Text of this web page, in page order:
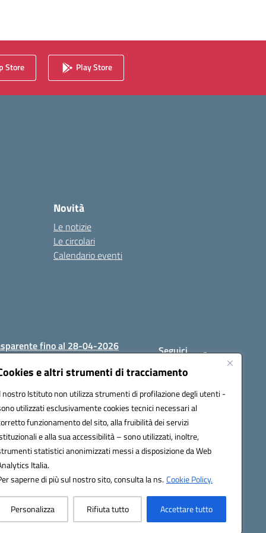
e altri strumenti di tracciamento
nostro Istituto non utilizza strumenti di profilazione degli utenti -
utilizzati esclusivamente cookies tecnici necessari al
funzionamento del sito, alla fruibilità dei servizi
e alla sua accessibilità – sono utilizzati, inoltre,
statistici anonimizzati messi a disposizione da Web
Italia.
saperne di più sul nostro sito, consulta la ns.Cookie Policy.
Personalizza Rifiuta tutto Accettare tutto
Store Play Store
Novità
Le notizie
Le circolari
Calendario eventi
fino al 28-04-2026
Seguici